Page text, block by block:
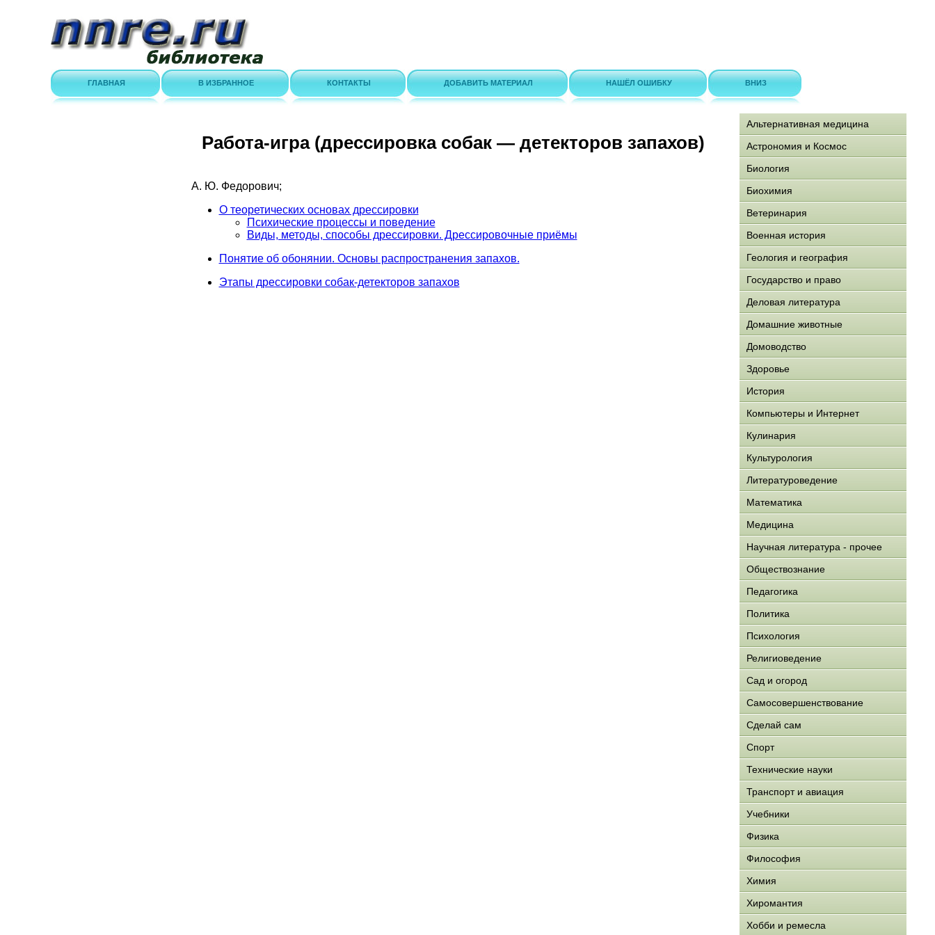
ГЛАВНАЯ В ИЗБРАННОЕ КОНТАКТЫ ДОБАВИТЬ МАТЕРИАЛ НАШЁЛ ОШИБКУ ВНИЗ
Работа-игра (дрессировка собак — детекторов запахов)
А. Ю. Федорович;
О теоретических основах дрессировки
Психические процессы и поведение
Виды, методы, способы дрессировки. Дрессировочные приёмы
Понятие об обонянии. Основы распространения запахов.
Этапы дрессировки собак-детекторов запахов
Альтернативная медицина
Астрономия и Космос
Биология
Биохимия
Ветеринария
Военная история
Геология и география
Государство и право
Деловая литература
Домашние животные
Домоводство
Здоровье
История
Компьютеры и Интернет
Кулинария
Культурология
Литературоведение
Математика
Медицина
Научная литература - прочее
Обществознание
Педагогика
Политика
Психология
Религиоведение
Сад и огород
Самосовершенствование
Сделай сам
Спорт
Технические науки
Транспорт и авиация
Учебники
Физика
Философия
Химия
Хиромантия
Хобби и ремесла